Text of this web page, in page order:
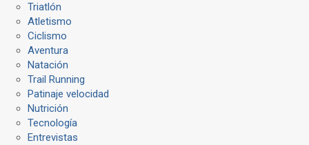
Triatlón
Atletismo
Ciclismo
Aventura
Natación
Trail Running
Patinaje velocidad
Nutrición
Tecnología
Entrevistas